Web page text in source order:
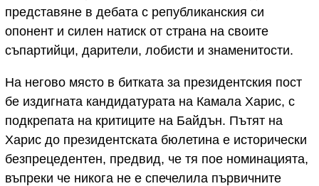
представяне в дебата с републиканския си
опонент и силен натиск от страна на своите
съпартийци, дарители, лобисти и знаменитости.
На негово място в битката за президентския пост
бе издигната кандидатурата на Камала Харис, с
подкрепата на критиците на Байдън. Пътят на
Харис до президентската бюлетина е исторически
безпрецедентен, предвид, че тя пое номинацията,
въпреки че никога не е спечелила първичните